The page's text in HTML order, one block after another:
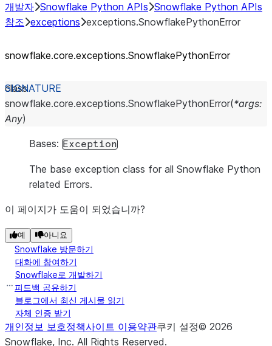
개발자 Snowflake Python APIs Snowflake Python APIs
참조 exceptions exceptions.SnowflakePythonError
snowflake.core.exceptions.SnowflakePythonError
class
snowflake.core.exceptions.SnowflakePythonError(*args:
Any)
Bases: Exception
The base exception class for all Snowflake Python
related Errors.
이 페이지가 도움이 되었습니까?
예 아니요
Snowflake 방문하기
대화에 참여하기
Snowflake로 개발하기
피드백 공유하기
블로그에서 최신 게시물 읽기
자체 인증 받기
개인정보 보호정책사이트 이용약관쿠키 설정© 2026
Snowflake, Inc. All Rights Reserved.